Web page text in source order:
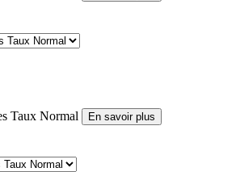
Taux Normal En savoir plus